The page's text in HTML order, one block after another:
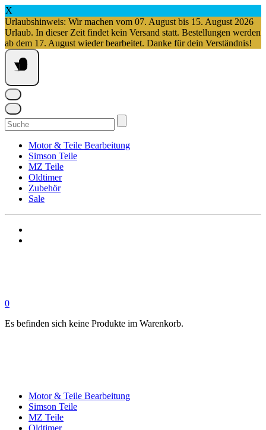
X
Urlaubshinweis: Wir machen vom 07. August bis 15. August 2026
Urlaub. In dieser Zeit findet kein Versand statt. Bestellungen werden
ab dem 17. August wieder bearbeitet. Danke für dein Verständnis!
Springe
zum
Inhalt
Suchen
nach:
Motor & Teile Bearbeitung
Simson Teile
MZ Teile
Oldtimer
Zubehör
Sale
0
Es befinden sich keine Produkte im Warenkorb.
Motor & Teile Bearbeitung
Simson Teile
MZ Teile
Oldtimer